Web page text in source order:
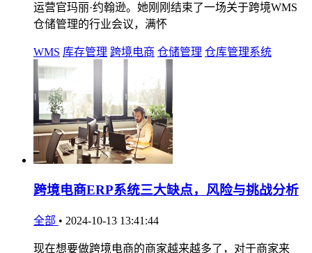
运营官玛丽·约翰逊。她刚刚结束了一场关于跨境WMS
仓储管理的行业会议，满怀
WMS 库存管理 跨境电商 仓储管理 仓库管理系统
跨境电商ERP系统三大缺点，风险与挑战分析
全部 • 2024-10-13 13:41:44
现在想要做跨境电商的商家越来越多了，对于商家来